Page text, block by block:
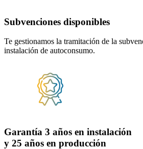
Subvenciones disponibles
Te gestionamos la tramitación de la
instalación de autoconsumo.
Garantía 3 años en instalación
y 25 años en producción